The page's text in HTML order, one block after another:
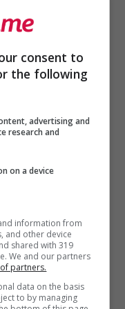
viene
disinfettato o
e
rimane.
uscire
mediche per
più semplice e
consent to
the following
advertising and
research and
on a device
information from
and other device
shared with 319
We and our partners
partners.
data on the basis
to by managing